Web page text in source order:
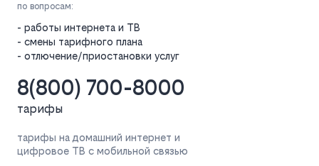
по вопросам:
- работы интернета и ТВ
- смены тарифного плана
- отлючение/приостановки услуг
8(800) 700-8000
тарифы
тарифы на домашний интернет и
цифровое ТВ с мобильной связью